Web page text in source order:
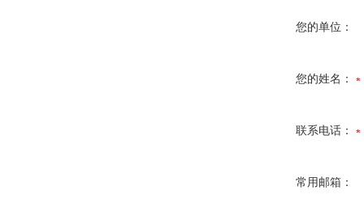
您的单位：
您的姓名：
联系电话：
常用邮箱：